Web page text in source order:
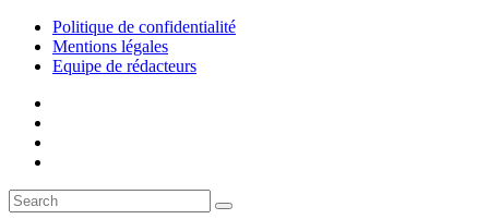
Politique de confidentialité
Mentions légales
Equipe de rédacteurs